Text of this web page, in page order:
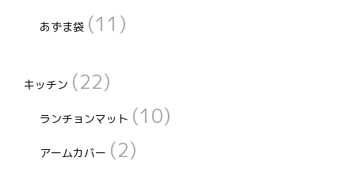
あずま袋 (11)
キッチン (22)
ランチョンマット (10)
アームカバー (2)